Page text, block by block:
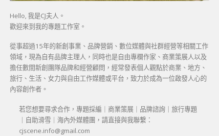
Hello, 我是CJ夫人。
歡迎來到我的專題工作室。
從事超過15年的新創事業、品牌營銷、數位媒體與社群經營等相關工作
領域，現為自有品牌主理人，同時也是自由專欄作家、商業策展人以及
擔任數間新創團隊品牌和經營顧問，經常發表個人觀點於商業、地方、
旅行、生活、女力與自由工作媒體或平台，致力於成為一位啟發人心的
內容創作者。
若您想要尋求合作，專題採編｜商業策展｜品牌諮詢｜旅行專題
｜自助滑雪｜海內外媒體團，請直接與我聯繫：
cjscene.info@gmail.com